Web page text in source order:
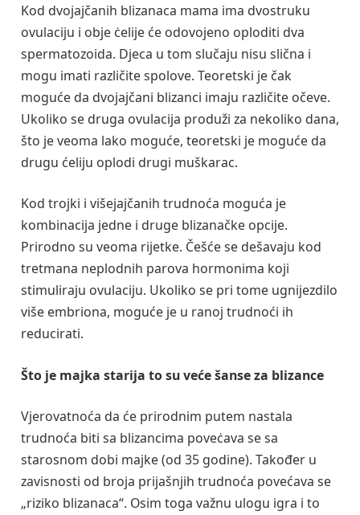
Kod dvojajčanih blizanaca mama ima dvostruku
ovulaciju i obje ċelije će odovojeno oploditi dva
spermatozoida. Djeca u tom slučaju nisu slična i
mogu imati različite spolove. Teoretski je čak
moguće da dvojajčani blizanci imaju različite očeve.
Ukoliko se druga ovulacija produži za nekoliko dana,
što je veoma lako moguće, teoretski je moguće da
drugu ćeliju oplodi drugi muškarac.
Kod trojki i višejajčanih trudnoća moguća je
kombinacija jedne i druge blizanačke opcije.
Prirodno su veoma rijetke. Češće se dešavaju kod
tretmana neplodnih parova hormonima koji
stimuliraju ovulaciju. Ukoliko se pri tome ugnijezdilo
više embriona, moguće je u ranoj trudnoći ih
reducirati.
Što je majka starija to su veće šanse za blizance
Vjerovatnoća da će prirodnim putem nastala
trudnoća biti sa blizancima poveċava se sa
starosnom dobi majke (od 35 godine). Također u
zavisnosti od broja prijašnjih trudnoća povećava se
„riziko blizanaca“. Osim toga važnu ulogu igra i to